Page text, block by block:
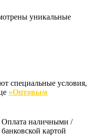
уникальные
специальные условия,
«Оптовым
Оплата наличными /
банковской картой